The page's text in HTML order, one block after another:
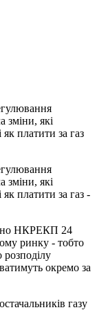
зміни, які
платити за газ
зміни, які
платити за газ -
НКРЕКП 24
ринку - тобто
розподілу
окремо за
газу